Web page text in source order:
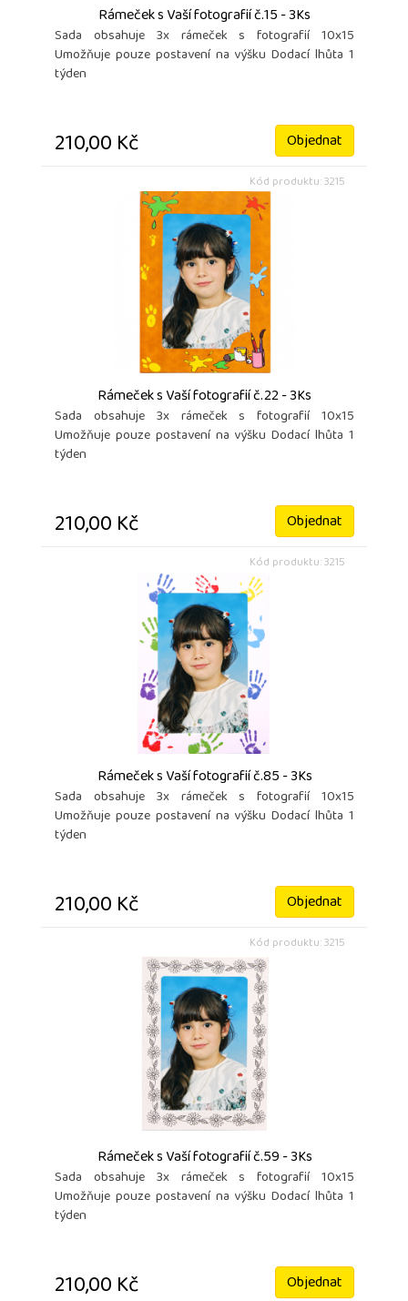
Rámeček s Vaší fotografií č.15 - 3Ks
Sada obsahuje 3x rámeček s fotografií 10x15
Umožňuje pouze postavení na výšku Dodací lhůta 1
týden
210,00 Kč Objednat
Kód produktu: 3215
Rámeček s Vaší fotografií č.22 - 3Ks
Sada obsahuje 3x rámeček s fotografií 10x15
Umožňuje pouze postavení na výšku Dodací lhůta 1
týden
210,00 Kč Objednat
Kód produktu: 3215
Rámeček s Vaší fotografií č.85 - 3Ks
Sada obsahuje 3x rámeček s fotografií 10x15
Umožňuje pouze postavení na výšku Dodací lhůta 1
týden
210,00 Kč Objednat
Kód produktu: 3215
Rámeček s Vaší fotografií č.59 - 3Ks
Sada obsahuje 3x rámeček s fotografií 10x15
Umožňuje pouze postavení na výšku Dodací lhůta 1
týden
210,00 Kč Objednat